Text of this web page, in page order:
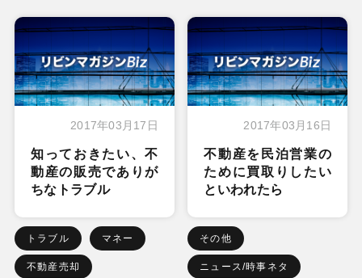
2017年03月17日
知っておきたい、不
動産の販売でありが
ちなトラブル
トラブル マネー
不動産売却
2017年03月16日
不動産を民泊営業の
ために買取りしたい
といわれたら
その他
ニュース/時事ネタ